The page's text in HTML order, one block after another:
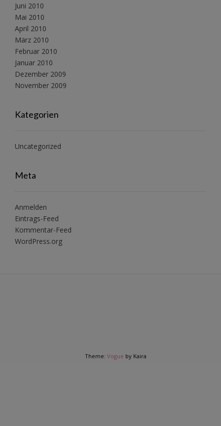
Juni 2010
Mai 2010
April 2010
März 2010
Februar 2010
Januar 2010
Dezember 2009
November 2009
Kategorien
Uncategorized
Meta
Anmelden
Eintrags-Feed
Kommentar-Feed
WordPress.org
Theme: Vogue by Kaira